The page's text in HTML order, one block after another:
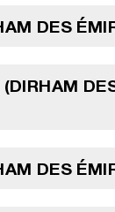
DES
DES